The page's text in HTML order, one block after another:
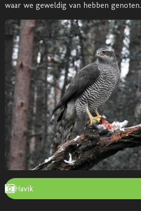
waar we geweldig van hebben genoten.
Havik